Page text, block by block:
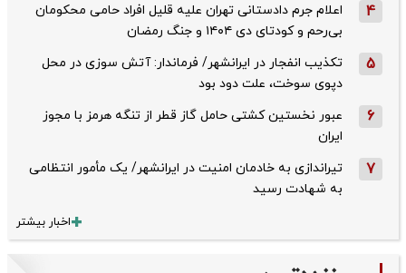
4
اعلام جرم دادستانی تهران علیه قلیل افراد حامی محکومان
بی‌رحم و کودتای دی‌ ۱۴۰۴ و جنگ رمضان
5
تکذیب ‌انفجار در ایرانشهر/ فرماندار: آتش سوزی در محل
دپوی سوخت، علت دود بود
6
عبور نخستین کشتی حامل گاز قطر از تنگه هرمز با مجوز
ایران
7
تیراندازی به خادمان امنیت در ایرانشهر/ یک مأمور انتظامی
به شهادت رسید
اخبار بیشتر